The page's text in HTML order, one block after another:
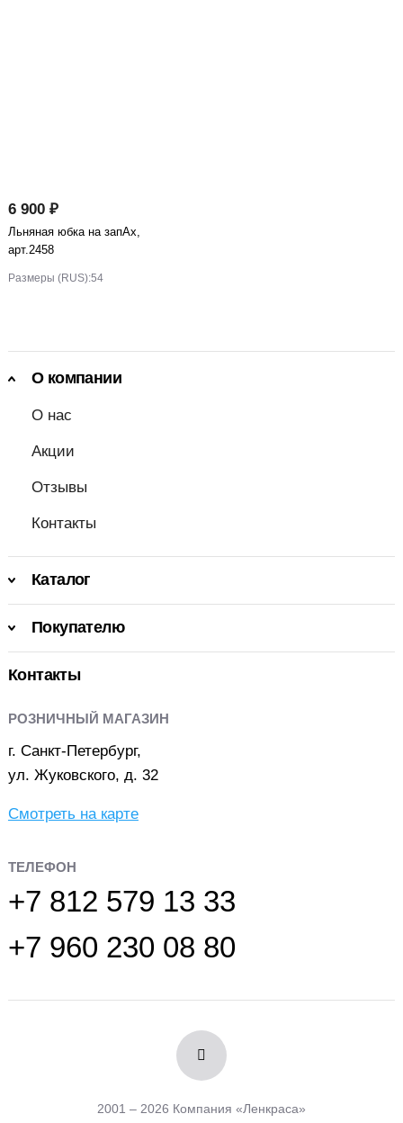
6 900 ₽
Льняная юбка на запАх,
арт.2458
Размеры (RUS):54
О компании
О нас
Акции
Отзывы
Контакты
Каталог
Покупателю
Контакты
РОЗНИЧНЫЙ МАГАЗИН
г. Санкт-Петербург,
ул. Жуковского, д. 32
Смотреть на карте
ТЕЛЕФОН
+7 812 579 13 33
+7 960 230 08 80
2001 – 2026 Компания «Ленкраса»